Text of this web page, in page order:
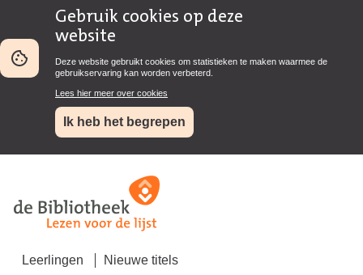
Gebruik cookies op deze
website
Deze website gebruikt cookies om statistieken te maken waarmee de
gebruikservaring kan worden verbeterd.
Lees hier meer over cookies
Ik heb het begrepen
Leerlingen Nieuwe titels